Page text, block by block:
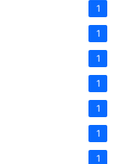
1
1
1
1
1
1
1